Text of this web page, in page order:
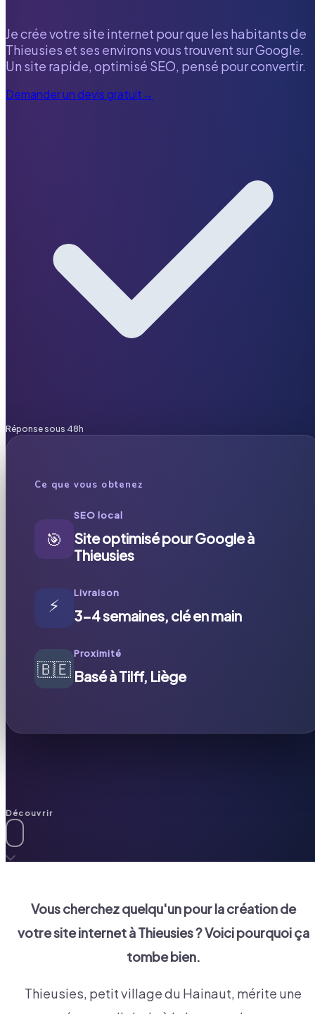
Je crée votre site internet pour que les habitants de
Thieusies et ses environs vous trouvent sur Google.
Un site rapide, optimisé SEO, pensé pour convertir.
Demander un devis gratuit→
Réponse sous 48h
Ce que vous obtenez
🎯
SEO local
Site optimisé pour Google à
Thieusies
⚡
Livraison
3-4 semaines, clé en main
🇧🇪
Proximité
Basé à Tilff, Liège
Découvrir
Vous cherchez quelqu'un pour la création de
votre site internet àThieusies? Voici pourquoi ça
tombe bien.
Thieusies, petit village du Hainaut, mérite une